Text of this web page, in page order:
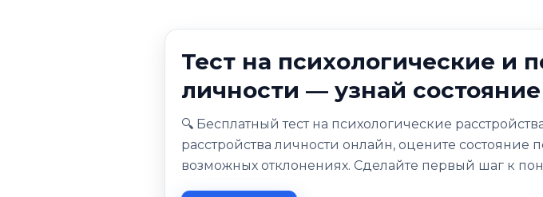
Тест на психологические и
личности — узнай
🔍 Бесплатный тест на психологические
расстройства личности онлайн, оцените
возможных отклонениях. Сделайте первый шаг к